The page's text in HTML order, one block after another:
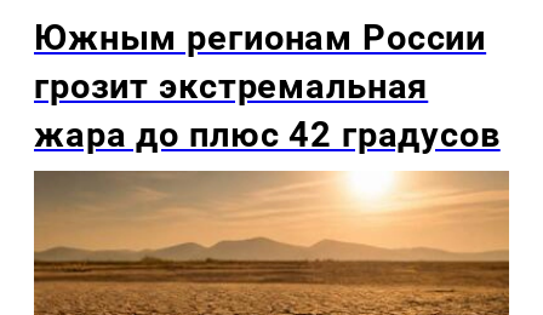
Южным регионам России
грозит экстремальная
жара до плюс 42 градусов